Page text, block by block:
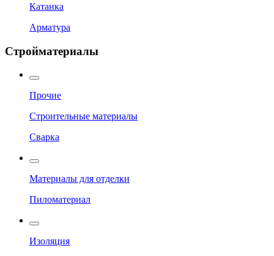
Катанка
Арматура
Стройматериалы
Прочие
Строительные материалы
Сварка
Материалы для отделки
Пиломатериал
Изоляция